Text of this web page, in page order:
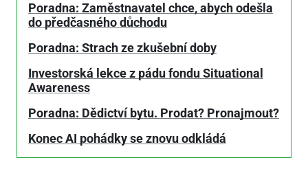
Poradna: Zaměstnavatel chce, abych odešla
do předčasného důchodu
Poradna: Strach ze zkušební doby
Investorská lekce z pádu fondu Situational
Awareness
Poradna: Dědictví bytu. Prodat? Pronajmout?
Konec AI pohádky se znovu odkládá